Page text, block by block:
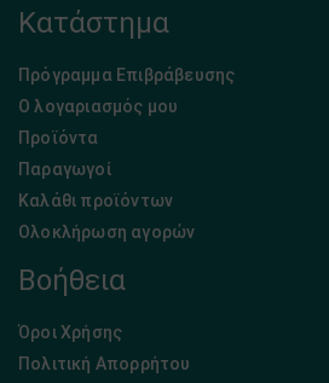
Κατάστημα
Πρόγραμμα Επιβράβευσης
Ο λογαριασμός μου
Προϊόντα
Παραγωγοί
Καλάθι προϊόντων
Ολοκλήρωση αγορών
Βοήθεια
Όροι Χρήσης
Πολιτική Απορρήτου